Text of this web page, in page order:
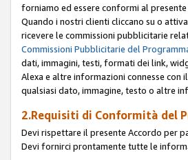
forniamo ed essere conformi al presente
Quando i nostri clienti cliccano su o
ricevere le commissioni pubblicitarie
Commissioni Pubblicitarie del
dati, immagini, testi, formati dei link,
Alexa e altre informazioni connesse con
qualsiasi dato, immagine, testo o altre
2.Requisiti di Conformità del
Devi rispettare il presente Accordo per
Devi fornirci prontamente tutte le